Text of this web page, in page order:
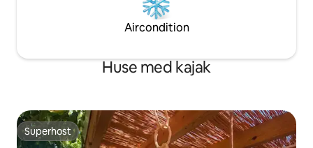
Aircondition
Huse med kajak
Superhost
Superhost